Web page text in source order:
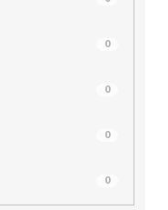
0
0
0
0
0
0
0
0